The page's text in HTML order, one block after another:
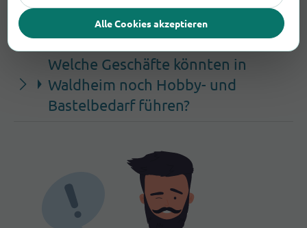
Bastelbedarf hat in Waldheim unter
der Woche am längsten geöffnet?
Welche Geschäfte könnten in
Waldheim noch Hobby- und
Bastelbedarf führen?
Alle Cookies akzeptieren